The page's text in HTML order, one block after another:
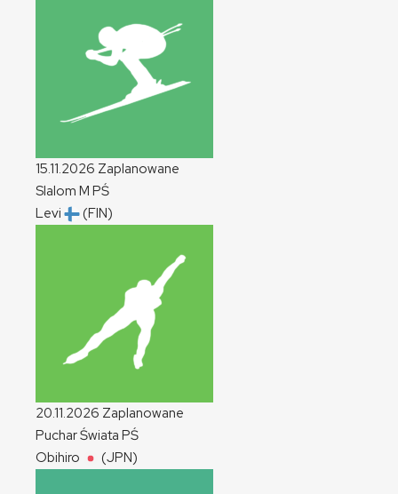
15.11.2026 Zaplanowane
Slalom M PŚ
Levi
(FIN)
20.11.2026 Zaplanowane
Puchar Świata PŚ
Obihiro
(JPN)